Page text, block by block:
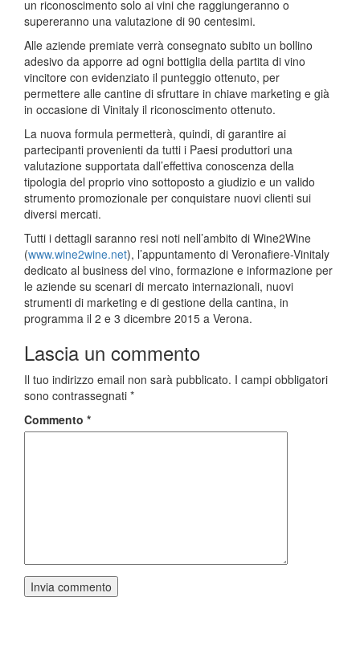
un riconoscimento solo ai vini che raggiungeranno o
supereranno una valutazione di 90 centesimi.
Alle aziende premiate verrà consegnato subito un bollino
adesivo da apporre ad ogni bottiglia della partita di vino
vincitore con evidenziato il punteggio ottenuto, per
permettere alle cantine di sfruttare in chiave marketing e già
in occasione di Vinitaly il riconoscimento ottenuto.
La nuova formula permetterà, quindi, di garantire ai
partecipanti provenienti da tutti i Paesi produttori una
valutazione supportata dall’effettiva conoscenza della
tipologia del proprio vino sottoposto a giudizio e un valido
strumento promozionale per conquistare nuovi clienti sui
diversi mercati.
Tutti i dettagli saranno resi noti nell’ambito di Wine2Wine
(www.wine2wine.net), l’appuntamento di Veronafiere-Vinitaly
dedicato al business del vino, formazione e informazione per
le aziende su scenari di mercato internazionali, nuovi
strumenti di marketing e di gestione della cantina, in
programma il 2 e 3 dicembre 2015 a Verona.
Lascia un commento
Il tuo indirizzo email non sarà pubblicato. I campi obbligatori
sono contrassegnati *
Commento *